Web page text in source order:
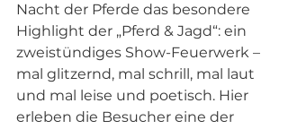
Nacht der Pferde das besondere
Highlight der „Pferd & Jagd“: ein
zweistündiges Show-Feuerwerk –
mal glitzernd, mal schrill, mal laut
und mal leise und poetisch. Hier
erleben die Besucher eine der